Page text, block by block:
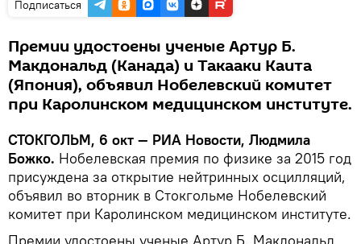
Подписаться
Премии удостоены ученые Артур Б.
Макдональд (Канада) и Такааки Каита
(Япония), объявил Нобелевский комитет
при Каролинском медицинском институте.
СТОКГОЛЬМ, 6 окт — РИА Новости, Людмила
Божко. Нобелевская премия по физике за 2015 год
присуждена за открытие нейтринных осцилляций,
объявил во вторник в Стокгольме Нобелевский
комитет при Каролинском медицинском институте.